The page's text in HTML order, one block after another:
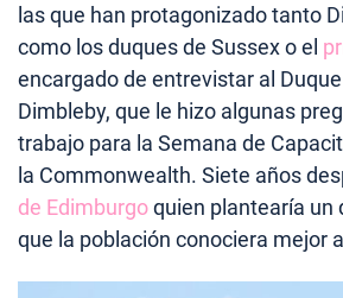
las que han protagonizado tanto
como los duques de Sussex o el
encargado de entrevistar al
Dimbleby, que le hizo algunas
trabajo para la Semana de
la Commonwealth. Siete años
de Edimburgoquien plantearía un
que la población conociera mejor